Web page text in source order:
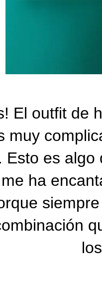
El outfit de
muy
Esto es
ha